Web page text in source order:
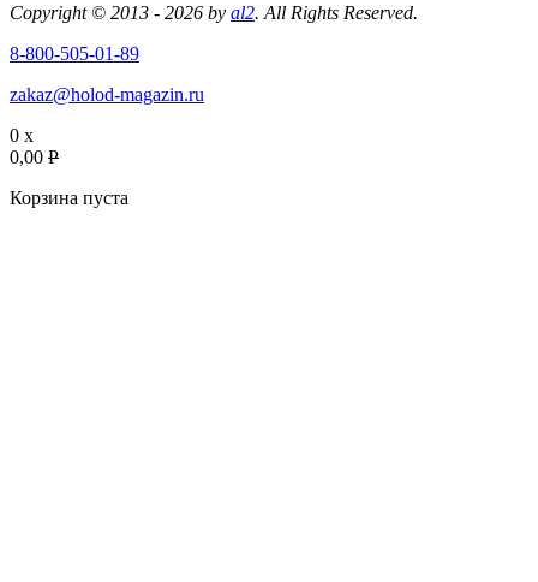
Copyright © 2013 - 2026 by al2. All Rights Reserved.
8-800-505-01-89
zakaz@holod-magazin.ru
0 x
0,00 P
Корзина пуста